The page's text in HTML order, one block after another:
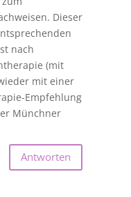
Dieser
nach
(mit
mit einer
Empfehlung
Münchner
Antworten